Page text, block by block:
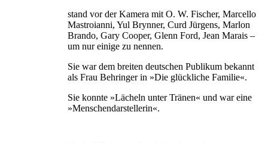
stand vor der Kamera mit O. W. Fischer, Marcello
Mastroianni, Yul Brynner, Curd Jürgens, Marlon
Brando, Gary Cooper, Glenn Ford, Jean Marais –
um nur einige zu nennen.
Sie war dem breiten deutschen Publikum bekannt
als Frau Behringer in »Die glückliche Familie«.
Sie konnte »Lächeln unter Tränen« und war eine
»Menschendarstellerin«.